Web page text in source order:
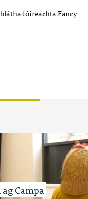
Fancy
Campa